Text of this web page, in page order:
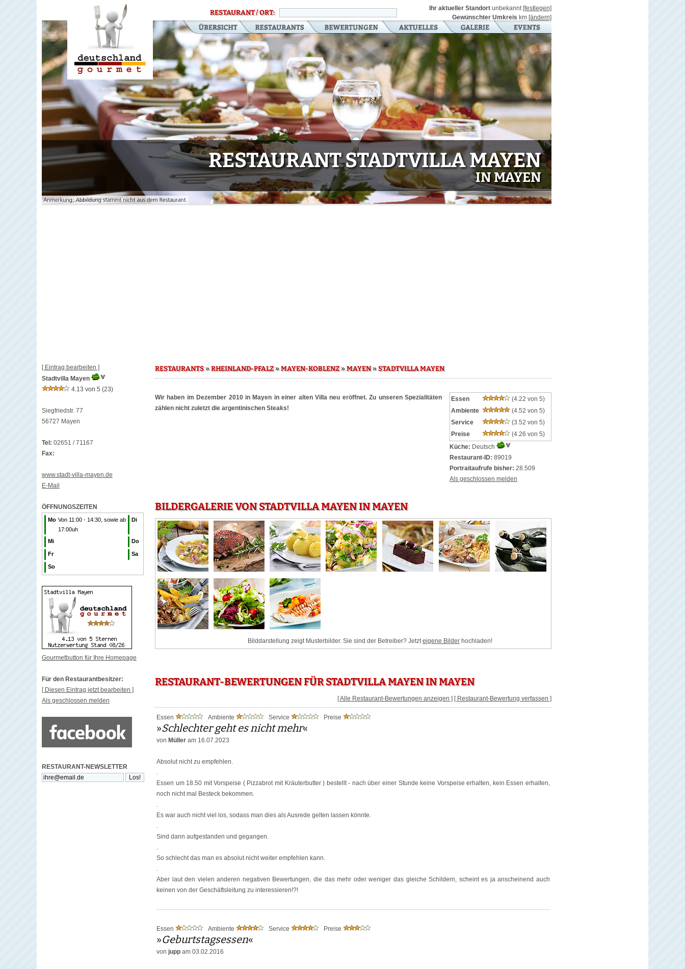
RESTAURANT / ORT:
Ihr aktueller Standort unbekannt [festlegen]
Gewünschter Umkreis km [ändern]
RESTAURANT STADTVILLA MAYEN
IN MAYEN
[ Eintrag bearbeiten ]
Stadtvilla Mayen
4.13 von 5 (23)
Siegfriedstr. 77
56727 Mayen
Tel: 02651 / 71167
Fax:
www.stadt-villa-mayen.de
E-Mail
ÖFFNUNGSZEITEN
Mo Von 11:00 - 14:30, sowie ab
17:00uh
Di
Mi Do
Fr Sa
So
Gourmetbutton für Ihre Homepage
Für den Restaurantbesitzer:
[ Diesen Eintrag jetzt bearbeiten ]
Als geschlossen melden
RESTAURANT-NEWSLETTER
RESTAURANTS»RHEINLAND-PFALZ»MAYEN-KOBLENZ»MAYEN»STADTVILLA MAYEN
Wir haben im Dezember 2010 in Mayen in einer alten Villa neu eröffnet. Zu unseren Spezialitäten
zählen nicht zuletzt die argentinischen Steaks!
Essen
(4.22 von 5)
Ambiente
(4.52 von 5)
Service
(3.52 von 5)
Preise
(4.26 von 5)
Küche: Deutsch
Restaurant-ID: 89019
Portraitaufrufe bisher: 28.509
Als geschlossen melden
BILDERGALERIE VON STADTVILLA MAYEN IN MAYEN
Bilddarstellung zeigt Musterbilder. Sie sind der Betreiber? Jetzteigene Bilder hochladen!
RESTAURANT-BEWERTUNGEN FÜR STADTVILLA MAYEN IN MAYEN
[ Alle Restaurant-Bewertungen anzeigen ] [ Restaurant-Bewertung verfassen ]
Essen Ambiente Service Preise
»Schlechter geht es nicht mehr«
von Müller am 16.07.2023
Absolut nicht zu empfehlen.
.
Essen um 18.50 mit Vorspeise ( Pizzabrot mit Kräuterbutter ) bestellt - nach über einer Stunde keine Vorspeise erhalten, kein Essen erhalten,
noch nicht mal Besteck bekommen.
.
Es war auch nicht viel los, sodass man dies als Ausrede gelten lassen könnte.
.
Sind dann aufgestanden und gegangen.
.
So schlecht das man es absolut nicht weiter empfehlen kann.
.
Aber laut den vielen anderen negativen Bewertungen, die das mehr oder weniger das gleiche Schildern, scheint es ja anscheinend auch
keinen von der Geschäftsleitung zu interessieren!?!
Essen Ambiente Service Preise
»Geburtstagsessen«
von jupp am 03.02.2016